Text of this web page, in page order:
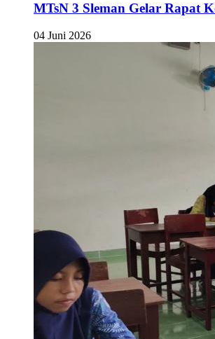
MTsN 3 Sleman Gelar Rapat
04 Juni 2026